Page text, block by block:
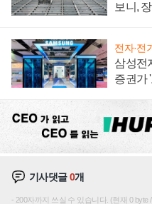
보니,
전자·전
삼성전
증권가
기사댓글0개
200자까지 쓰실 수 있습니다. (현재 0 byte